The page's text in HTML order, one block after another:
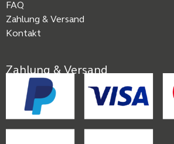
FAQ
Zahlung & Versand
Kontakt
Zahlung & Versand